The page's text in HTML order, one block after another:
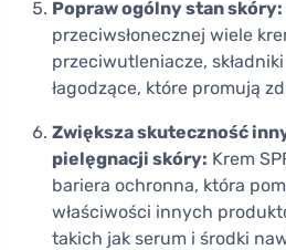
Popraw ogólny stan skóry:
przeciwsłonecznej wiele
przeciwutleniacze,
łagodzące, które promują
Zwiększa skuteczność
pielęgnacji skóry: Krem
bariera ochronna, która
właściwości innych
takich jak serum i środki